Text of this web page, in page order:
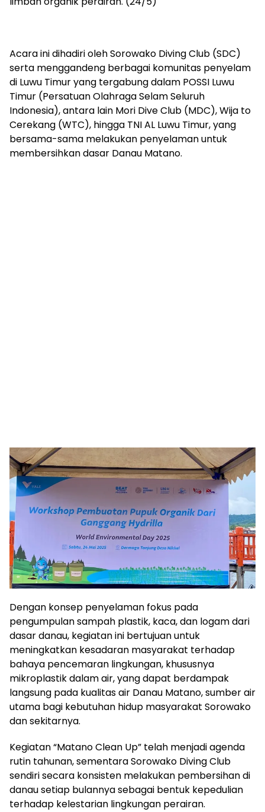
Acara ini dihadiri oleh Sorowako Diving Club (SDC)
serta menggandeng berbagai komunitas penyelam
di Luwu Timur yang tergabung dalam POSSI Luwu
Timur (Persatuan Olahraga Selam Seluruh
Indonesia), antara lain Mori Dive Club (MDC), Wija to
Cerekang (WTC), hingga TNI AL Luwu Timur, yang
bersama-sama melakukan penyelaman untuk
membersihkan dasar Danau Matano.
Dengan konsep penyelaman fokus pada
pengumpulan sampah plastik, kaca, dan logam dari
dasar danau, kegiatan ini bertujuan untuk
meningkatkan kesadaran masyarakat terhadap
bahaya pencemaran lingkungan, khususnya
mikroplastik dalam air, yang dapat berdampak
langsung pada kualitas air Danau Matano, sumber air
utama bagi kebutuhan hidup masyarakat Sorowako
dan sekitarnya.
Kegiatan “Matano Clean Up” telah menjadi agenda
rutin tahunan, sementara Sorowako Diving Club
sendiri secara konsisten melakukan pembersihan di
danau setiap bulannya sebagai bentuk kepedulian
terhadap kelestarian lingkungan perairan.